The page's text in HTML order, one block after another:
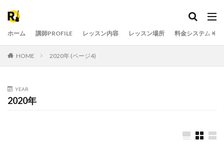
ホーム 講師PROFILE レッスン内容 レッスン場所 料金システム
HOME 2020年 (ページ4)
YEAR
2020年